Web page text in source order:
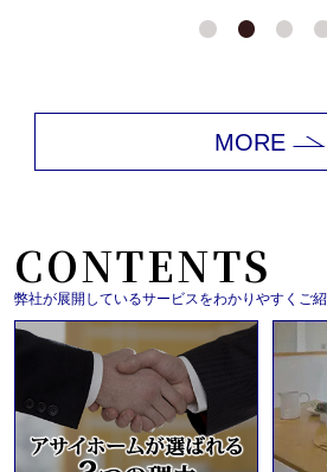
MORE
CONTENTS
弊社が展開しているサービスをわかりやすくご